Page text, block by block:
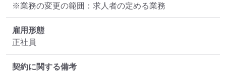
※業務の変更の範囲：求人者の定める業務
雇用形態
正社員
契約に関する備考